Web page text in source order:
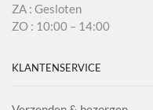
ZA : Gesloten
ZO : 10:00 – 14:00
KLANTENSERVICE